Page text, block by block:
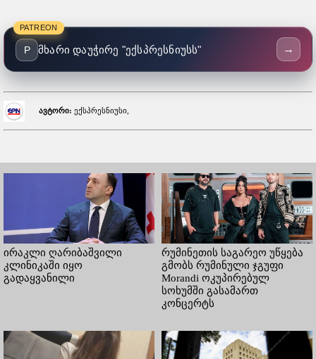
PATREON
P მხარი დაუჭირე "ექსპრესნიუსს" →
ავტორი: ექსპრესნიუსი,
ირაკლი ღარიბაშვილი
კლინიკაში იყო
გადაყვანილი
რუმინეთის საგარეო უწყება
გმობს რუმინული ჯგუფი
Morandi ოკუპირებულ
სოხუმში გასამართ
კონცერტს